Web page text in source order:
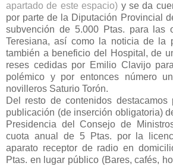
apartado de este espacio) y se da
por parte de la Diputación Provincial
subvención de 5.000 Ptas. para las
Teresiana, así como la noticia de la
también a beneficio del Hospital, de
reses cedidas por Emilio Clavijo
polémico y por entonces número
novilleros Saturio Torón.
Del resto de contenidos
publicación (de inserción obligatoria)
Presidencia del Consejo de
cuota anual de 5 Ptas. por la
aparato receptor de radio en
Ptas. en lugar público (Bares, cafés,